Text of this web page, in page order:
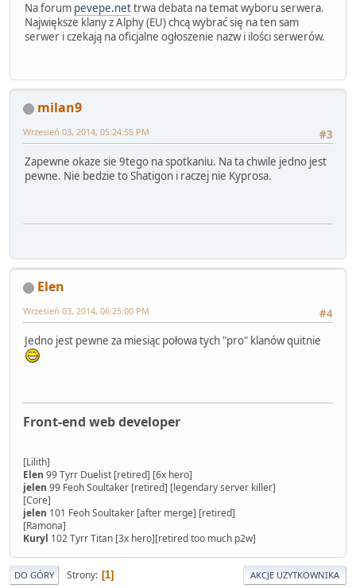
Na forum pevepe.nettrwa debata na temat wyboru serwera.
Największe klany z Alphy (EU) chcą wybrać się na ten sam
serwer i czekają na oficjalne ogłoszenie nazw i ilości serwerów.
milan9
#3
Wrzesień 03, 2014, 05:24:55 PM
Zapewne okaze sie 9tego na spotkaniu. Na ta chwile jedno jest
pewne. Nie bedzie to Shatigon i raczej nie Kyprosa.
Elen
#4
Wrzesień 03, 2014, 06:25:00 PM
Jedno jest pewne za miesiąc połowa tych "pro" klanów quitnie
Front-end web developer
[Lilith]
Elen 99 Tyrr Duelist [retired] [6x hero]
jelen 99 Feoh Soultaker [retired] [legendary server killer]
[Core]
jelen 101 Feoh Soultaker [after merge] [retired]
[Ramona]
Kuryl 102 Tyrr Titan [3x hero][retired too much p2w]
DO GÓRY Strony 1 AKCJE UŻYTKOWNIKA